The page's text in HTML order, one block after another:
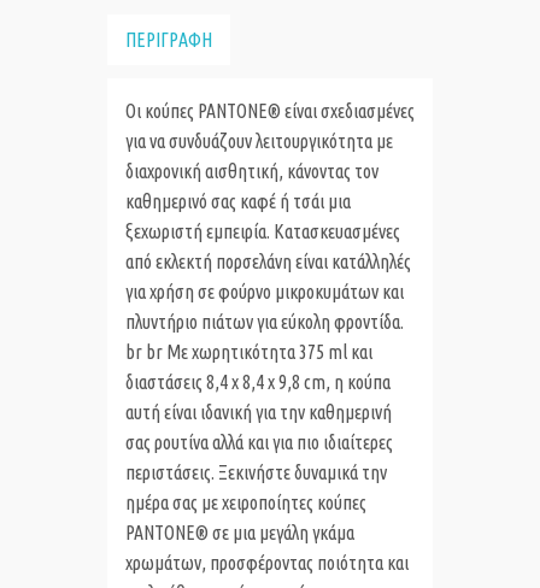
ΠΕΡΙΓΡΑΦΗ
Οι κούπες PANTONE® είναι σχεδιασμένες
για να συνδυάζουν λειτουργικότητα με
διαχρονική αισθητική, κάνοντας τον
καθημερινό σας καφέ ή τσάι μια
ξεχωριστή εμπειρία. Κατασκευασμένες
από εκλεκτή πορσελάνη είναι κατάλληλές
για χρήση σε φούρνο μικροκυμάτων και
πλυντήριο πιάτων για εύκολη φροντίδα.
br br Με χωρητικότητα 375 ml και
διαστάσεις 8,4 x 8,4 x 9,8 cm, η κούπα
αυτή είναι ιδανική για την καθημερινή
σας ρουτίνα αλλά και για πιο ιδιαίτερες
περιστάσεις. Ξεκινήστε δυναμικά την
ημέρα σας με χειροποίητες κούπες
PANTONE® σε μια μεγάλη γκάμα
χρωμάτων, προσφέροντας ποιότητα και